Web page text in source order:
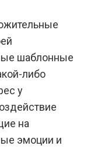
шаблонные
либо
у
на
эмоции и